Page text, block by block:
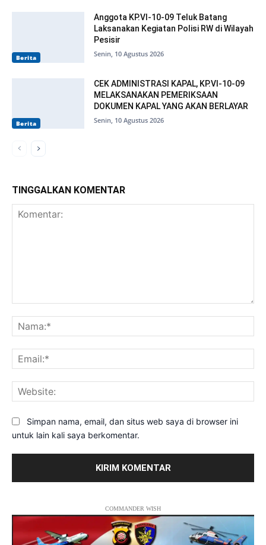
Berita
Anggota KP.VI-10-09 Teluk Batang
Laksanakan Kegiatan Polisi RW di Wilayah
Pesisir
Senin, 10 Agustus 2026
Berita
CEK ADMINISTRASI KAPAL, KP.VI-10-09
MELAKSANAKAN PEMERIKSAAN
DOKUMEN KAPAL YANG AKAN BERLAYAR
Senin, 10 Agustus 2026
TINGGALKAN KOMENTAR
Simpan nama, email, dan situs web saya di browser ini
untuk lain kali saya berkomentar.
COMMANDER WISH